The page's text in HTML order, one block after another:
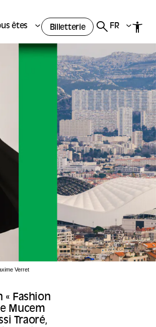
êtes Billetterie FR
Verret
« Fashion
Mucem
Traoré,